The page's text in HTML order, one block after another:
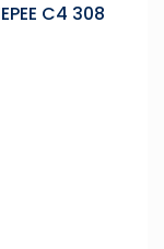
C4 308